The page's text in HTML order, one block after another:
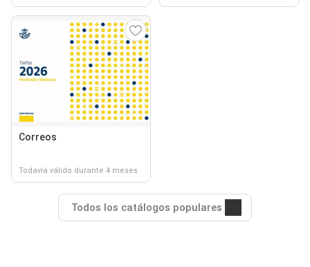
Correos
Todavía válido durante 4 meses
Todos los catálogos populares